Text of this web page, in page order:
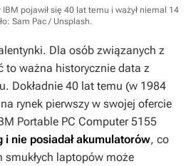
pojawił się 40 lat temu i ważył niemal 14
Sam Pac / Unsplash.
Dla osób związanych z
to ważna historycznie data z
Dokładnie 40 lat temu (w 1984
rynek pierwszy w swojej ofercie
Portable PC Computer 5155
i nie posiadał akumulatorów, co
smukłych laptopów może